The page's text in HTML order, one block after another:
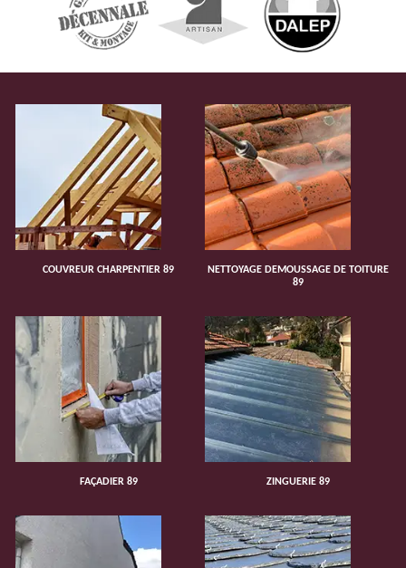
COUVREUR CHARPENTIER 89
NETTOYAGE DEMOUSSAGE DE TOITURE
89
FAÇADIER 89 ZINGUERIE 89